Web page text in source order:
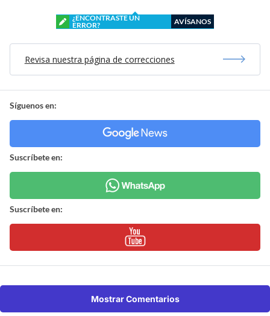
¿ENCONTRASTE UN
ERROR?
AVÍSANOS
Revisa nuestra página de correcciones
Síguenos en:
Suscríbete en:
Suscríbete en:
Mostrar Comentarios